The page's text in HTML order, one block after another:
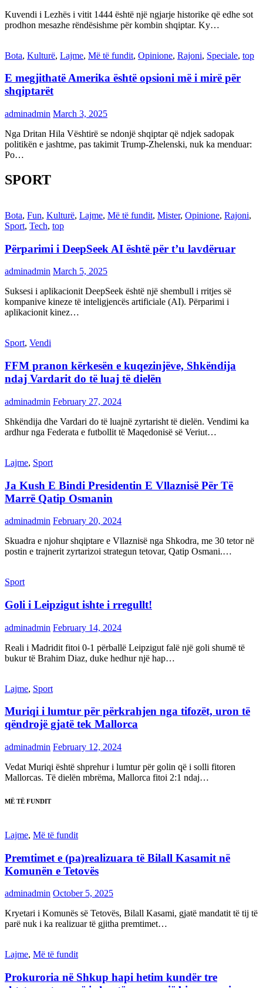
Kuvendi i Lezhës i vitit 1444 është një ngjarje historike që edhe sot
prodhon mesazhe rëndësishme për kombin shqiptar. Ky…
Bota, Kulturë, Lajme, Më të fundit, Opinione, Rajoni, Speciale, top
E megjithatë Amerika është opsioni më i mirë për
shqiptarët
adminadmin March 3, 2025
Nga Dritan Hila Vështirë se ndonjë shqiptar që ndjek sadopak
politikën e jashtme, pas takimit Trump-Zhelenski, nuk ka menduar:
Po…
SPORT
Bota, Fun, Kulturë, Lajme, Më të fundit, Mister, Opinione, Rajoni,
Sport, Tech, top
Përparimi i DeepSeek AI është për t’u lavdëruar
adminadmin March 5, 2025
Suksesi i aplikacionit DeepSeek është një shembull i rritjes së
kompanive kineze të inteligjencës artificiale (AI). Përparimi i
aplikacionit kinez…
Sport, Vendi
FFM pranon kërkesën e kuqezinjëve, Shkëndija
ndaj Vardarit do të luaj të dielën
adminadmin February 27, 2024
Shkëndija dhe Vardari do të luajnë zyrtarisht të dielën. Vendimi ka
ardhur nga Federata e futbollit të Maqedonisë së Veriut…
Lajme, Sport
Ja Kush E Bindi Presidentin E Vllaznisë Për Të
Marrë Qatip Osmanin
adminadmin February 20, 2024
Skuadra e njohur shqiptare e Vllaznisë nga Shkodra, me 30 tetor në
postin e trajnerit zyrtarizoi strategun tetovar, Qatip Osmani.…
Sport
Goli i Leipzigut ishte i rregullt!
adminadmin February 14, 2024
Reali i Madridit fitoi 0-1 përballë Leipzigut falë një goli shumë të
bukur të Brahim Diaz, duke hedhur një hap…
Lajme, Sport
Muriqi i lumtur për përkrahjen nga tifozët, uron të
qëndrojë gjatë tek Mallorca
adminadmin February 12, 2024
Vedat Muriqi është shprehur i lumtur për golin që i solli fitoren
Mallorcas. Të dielën mbrëma, Mallorca fitoi 2:1 ndaj…
MË TË FUNDIT
Lajme, Më të fundit
Premtimet e (pa)realizuara të Bilall Kasamit në
Komunën e Tetovës
adminadmin October 5, 2025
Kryetari i Komunës së Tetovës, Bilall Kasami, gjatë mandatit të tij të
parë nuk i ka realizuar të gjitha premtimet…
Lajme, Më të fundit
Prokuroria në Shkup hapi hetim kundër tre